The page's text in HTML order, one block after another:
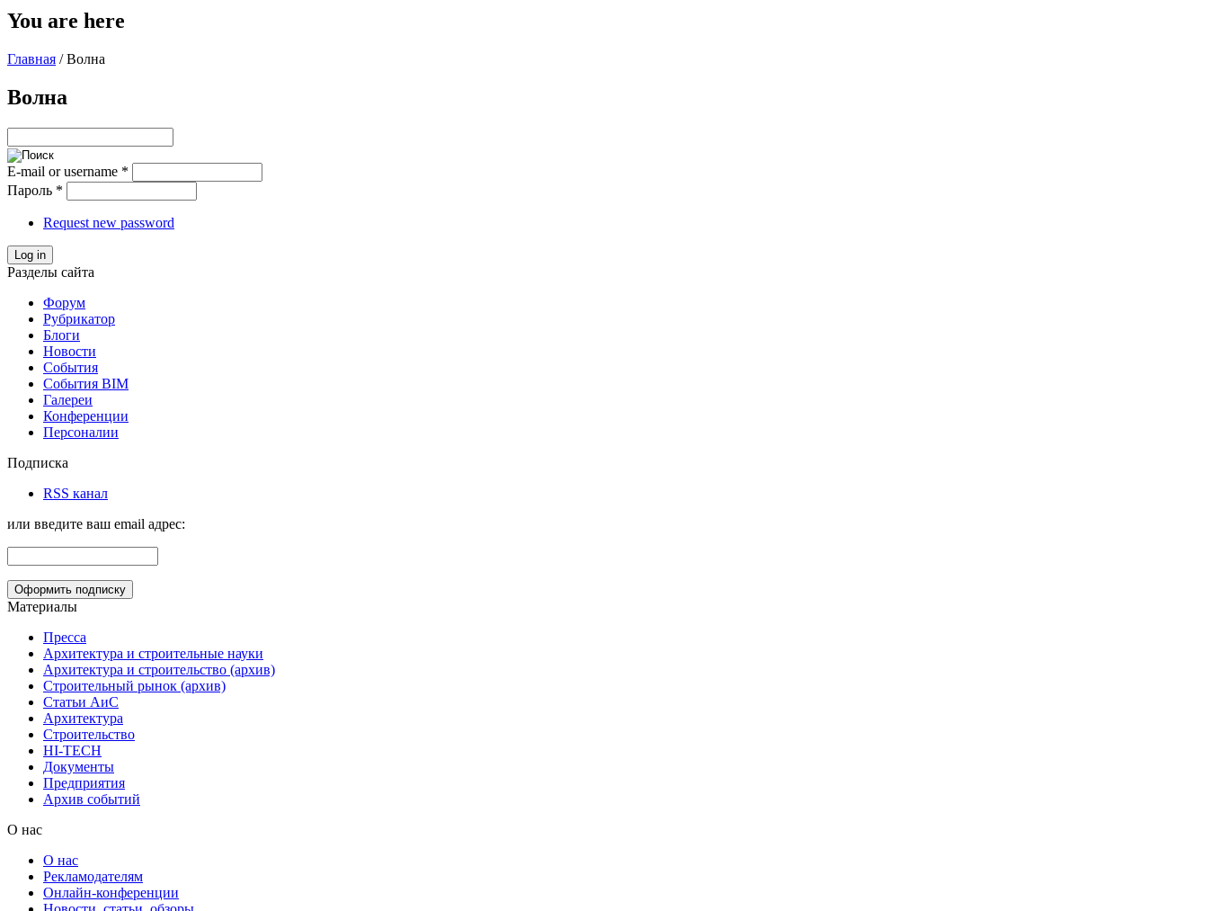
You are here
Главная / Волна
Волна
E-mail or username *
Пароль *
Request new password
Log in
Разделы сайта
Форум
Рубрикатор
Блоги
Новости
События
События BIM
Галереи
Конференции
Персоналии
Подписка
RSS канал
или введите ваш email адрес:
Материалы
Пресса
Архитектура и строительные науки
Архитектура и строительство (архив)
Строительный рынок (архив)
Статьи АиС
Архитектура
Строительство
HI-TECH
Документы
Предприятия
Архив событий
О нас
О нас
Рекламодателям
Онлайн-конференции